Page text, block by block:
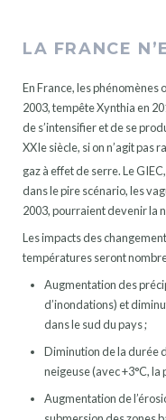
LA FRANCE
En France, les phénomènes
2003, tempête Xynthia en
de s’intensifier et de se
XXIe siècle, si on n’agit pas
gaz à effet de serre. Le
dans le pire scénario, les
2003, pourraient devenir la
Les impacts des
températures seront
Augmentation des
d’inondations) et
dans le sud du pays ;
Diminution de la durée
neigeuse (avec +3°C,
Augmentation de